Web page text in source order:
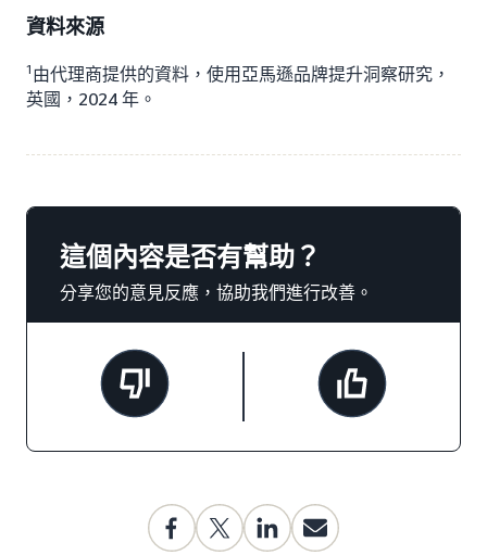
資料來源
1 由代理商提供的資料，使用亞馬遜品牌提升洞察研究，
英國，2024 年。
這個內容是否有幫助？
分享您的意見反應，協助我們進行改善。